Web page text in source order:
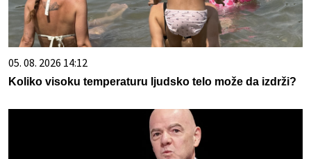
05. 08. 2026 14:12
Koliko visoku temperaturu ljudsko telo može da izdrži?